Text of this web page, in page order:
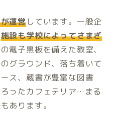
運営しています。一般企
施設も学校によってさまざ
電子黒板を備えた教室、
グラウンド、落ち着いて
ス、蔵書が豊富な図書
ったカフェテリア…まる
あります。